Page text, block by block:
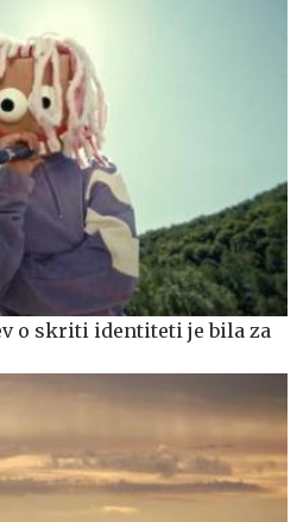
o skriti identiteti je bila za